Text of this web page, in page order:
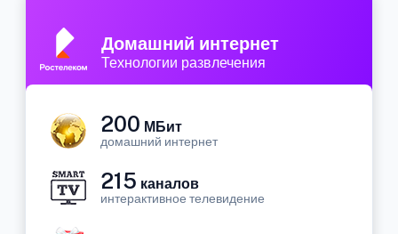
Домашний интернет
Технологии развлечения
200 МБит
домашний интернет
215 каналов
интерактивное телевидение